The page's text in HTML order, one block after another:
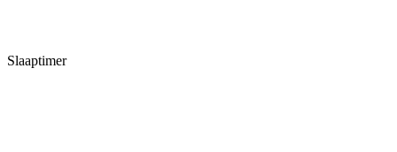
Slaaptimer